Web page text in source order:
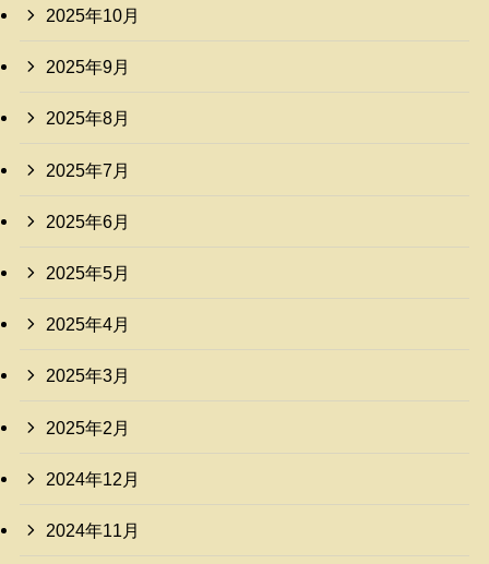
2025年10月
2025年9月
2025年8月
2025年7月
2025年6月
2025年5月
2025年4月
2025年3月
2025年2月
2024年12月
2024年11月